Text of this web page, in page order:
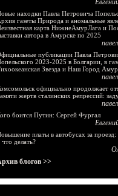
находки Павла Петровича
газеты Природа и аномальные
карта НижнеАмурЛага и
автора в Амурске по 2025
публикации Павла
2023-2025 в Болгарии, в
Звезда и Наш Город
официально продолжает
жертв сталинских репрессий:
боится Путин: Сергей Фургал
платы в автобусах за проезд:
что делать?
блогов >>